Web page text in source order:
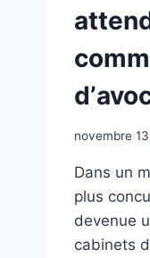
novembre
Dans un
plus
devenue
cabinets